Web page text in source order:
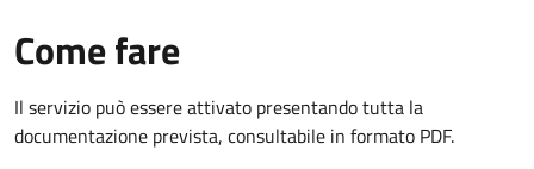
Come fare
Il servizio può essere attivato presentando tutta la
documentazione prevista, consultabile in formato PDF.